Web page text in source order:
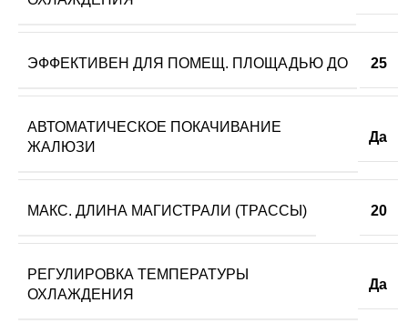
ЭФФЕКТИВЕН ДЛЯ ПОМЕЩ. ПЛОЩАДЬЮ ДО 25
АВТОМАТИЧЕСКОЕ ПОКАЧИВАНИЕ
ЖАЛЮЗИ
Да
МАКС. ДЛИНА МАГИСТРАЛИ (ТРАССЫ) 20
РЕГУЛИРОВКА ТЕМПЕРАТУРЫ
ОХЛАЖДЕНИЯ
Да